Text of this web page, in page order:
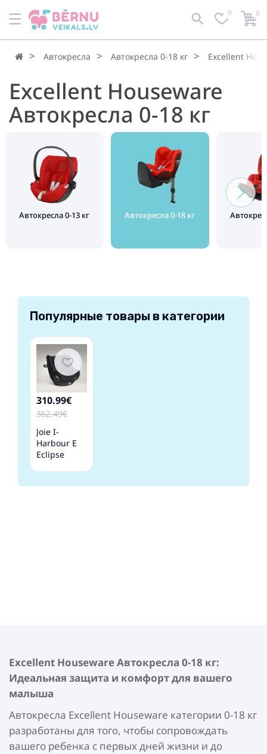
0 0
Автокресла Автокресла 0-18 кг Excellent
Excellent Houseware
Автокресла 0-18 кг
Автокресла 0-13 кг Автокресла 0-18 кг
Популярные товары в категории
310.99€
362.49€
Joie I-
Harbour E
Eclipse
0-18 кг
Excellent HousewareАвтокресла 0-18 кг:
Идеальная защита и комфорт для вашего
малыша
Автокресла Excellent Houseware категории 0-18 кг
разработаны для того, чтобы сопровождать
вашего ребенка с первых дней жизни и до